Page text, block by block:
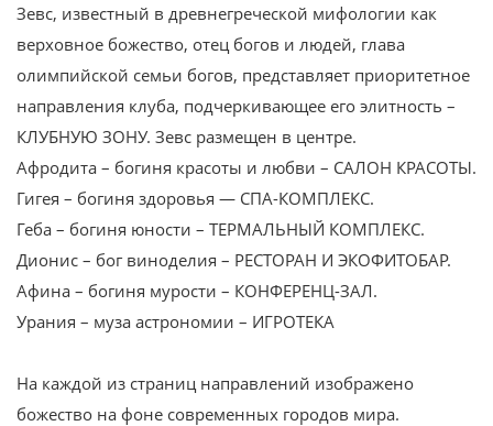
Зевс, известный в древнегреческой мифологии как
верховное божество, отец богов и людей, глава
олимпийской семьи богов, представляет приоритетное
направления клуба, подчеркивающее его элитность –
КЛУБНУЮ ЗОНУ. Зевс размещен в центре.
Афродита – богиня красоты и любви – САЛОН КРАСОТЫ.
Гигея – богиня здоровья — СПА-КОМПЛЕКС.
Геба – богиня юности – ТЕРМАЛЬНЫЙ КОМПЛЕКС.
Дионис – бог виноделия – РЕСТОРАН И ЭКОФИТОБАР.
Афина – богиня мурости – КОНФЕРЕНЦ-ЗАЛ.
Урания – муза астрономии – ИГРОТЕКА
На каждой из страниц направлений изображено
божество на фоне современных городов мира.